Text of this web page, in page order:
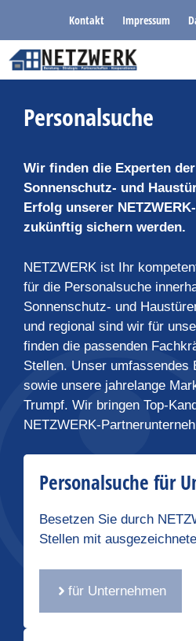
springen
Kontakt Impressum
Personalsuche
Wir finden die Experten
Sonnenschutz- und
Erfolg unserer
zukünftig sichern werden.
NETZWERK ist Ihr
für die Personalsuche
Sonnenschutz- und
und regional sind wir für
finden die passenden
Stellen. Unser umfassendes
sowie unsere jahrelange
Trumpf. Wir bringen Top-
NETZWERK-
Personalsuche für
Besetzen Sie durch
Stellen mit
für Unternehmen